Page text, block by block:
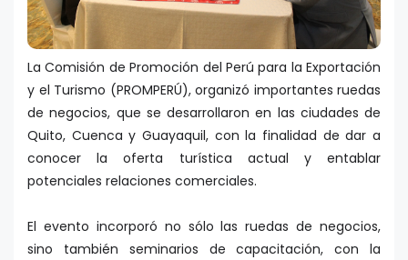
La Comisión de Promoción del Perú para la Exportación
y el Turismo (PROMPERÚ), organizó importantes ruedas
de negocios, que se desarrollaron en las ciudades de
Quito, Cuenca y Guayaquil, con la finalidad de dar a
conocer la oferta turística actual y entablar
potenciales relaciones comerciales.
El evento incorporó no sólo las ruedas de negocios,
sino también seminarios de capacitación, con la